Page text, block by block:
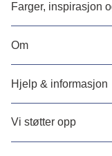
Farger, inspirasjon
Om
Hjelp & informasjon
Vi støtter opp